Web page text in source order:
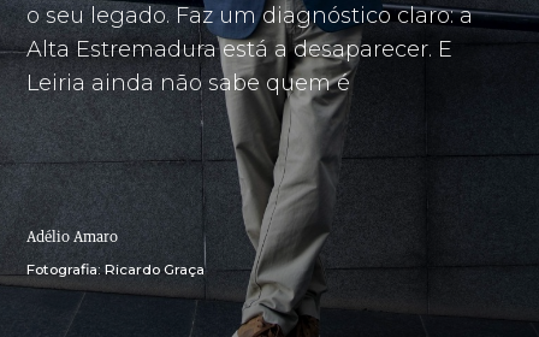
o seu legado. Faz um diagnóstico claro: a
Alta Estremadura está a desaparecer. E
Leiria ainda não sabe quem é
Adélio Amaro
Fotografia: Ricardo Graça